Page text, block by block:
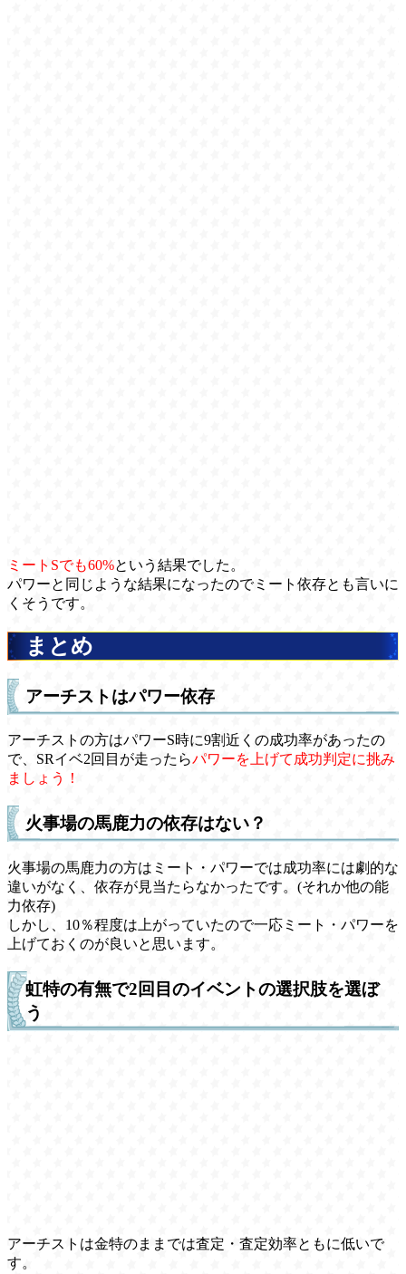
ミートSでも60%という結果でした。
パワーと同じような結果になったのでミート依存とも言いに
くそうです。
まとめ
アーチストはパワー依存
アーチストの方はパワーS時に9割近くの成功率があったの
で、SRイベ2回目が走ったらパワーを上げて成功判定に挑み
ましょう！
火事場の馬鹿力の依存はない？
火事場の馬鹿力の方はミート・パワーでは成功率には劇的な
違いがなく、依存が見当たらなかったです。(それか他の能
力依存)
しかし、10％程度は上がっていたので一応ミート・パワーを
上げておくのが良いと思います。
虹特の有無で2回目のイベントの選択肢を選ぼ
う
アーチストは金特のままでは査定・査定効率ともに低いで
す。